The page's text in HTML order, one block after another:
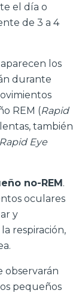
el día o
de 3 a 4
aparecen los
durante
REM (Rapid
también
Eye
no-REM.
oculares
y
respiración,
observarán
pequeños